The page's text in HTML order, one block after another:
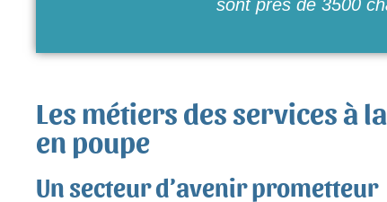
sont près de 3500
Les métiers des services à
en poupe
Un secteur d’avenir prometteur